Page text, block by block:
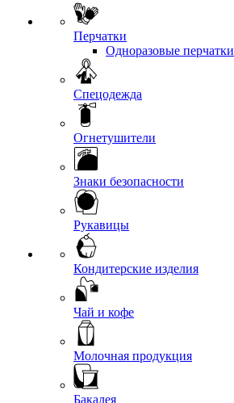
Перчатки
Одноразовые перчатки
Спецодежда
Огнетушители
Знаки безопасности
Рукавицы
Кондитерские изделия
Чай и кофе
Молочная продукция
Бакалея